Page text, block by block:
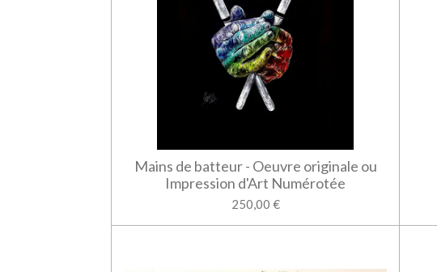
Mains de batteur - Oeuvre originale ou
Impression d'Art Numérotée
250,00 €